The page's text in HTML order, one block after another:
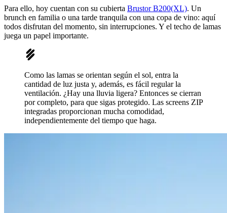
Para ello, hoy cuentan con su cubierta Brustor B200(XL). Un
brunch en familia o una tarde tranquila con una copa de vino: aquí
todos disfrutan del momento, sin interrupciones. Y el techo de lamas
juega un papel importante.
Como las lamas se orientan según el sol, entra la
cantidad de luz justa y, además, es fácil regular la
ventilación. ¿Hay una lluvia ligera? Entonces se cierran
por completo, para que sigas protegido. Las screens ZIP
integradas proporcionan mucha comodidad,
independientemente del tiempo que haga.